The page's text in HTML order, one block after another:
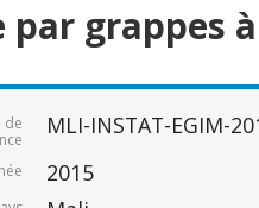
par grappes
de
MLI-INSTAT-EGIM-
2015